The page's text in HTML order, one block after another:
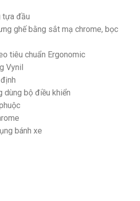
tựa đầu
ghế bằng sắt mạ chrome, bọc
tiêu chuẩn Ergonomic
Vynil
dùng bộ điều khiển
bánh xe